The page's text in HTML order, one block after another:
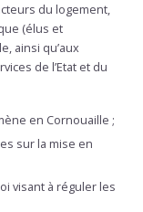
du logement,
(élus et
ainsi qu’aux
de l’Etat et du
en Cornouaille ;
sur la mise en
visant à réguler les